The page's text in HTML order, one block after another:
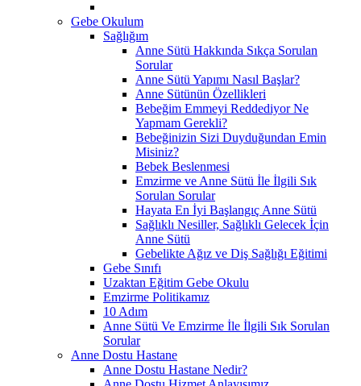
Gebe Okulum
Sağlığım
Anne Sütü Hakkında Sıkça Sorulan
Sorular
Anne Sütü Yapımı Nasıl Başlar?
Anne Sütünün Özellikleri
Bebeğim Emmeyi Reddediyor Ne
Yapmam Gerekli?
Bebeğinizin Sizi Duyduğundan Emin
Misiniz?
Bebek Beslenmesi
Emzirme ve Anne Sütü İle İlgili Sık
Sorulan Sorular
Hayata En İyi Başlangıç Anne Sütü
Sağlıklı Nesiller, Sağlıklı Gelecek İçin
Anne Sütü
Gebelikte Ağız ve Diş Sağlığı Eğitimi
Gebe Sınıfı
Uzaktan Eğitim Gebe Okulu
Emzirme Politikamız
10 Adım
Anne Sütü Ve Emzirme İle İlgili Sık Sorulan
Sorular
Anne Dostu Hastane
Anne Dostu Hastane Nedir?